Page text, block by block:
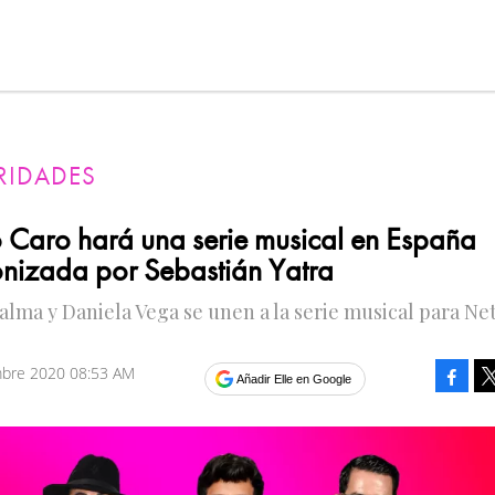
hará una serie musical en España
por Sebastián Yatra
y Daniela Vega se unen a la serie musical para
2020 08:53 AM Añadir Elle en Google